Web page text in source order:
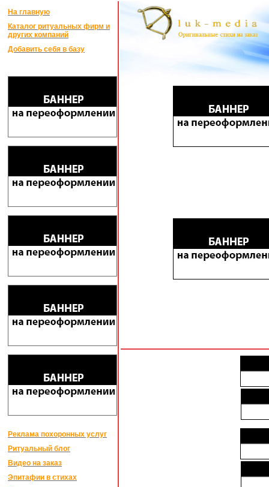
На главную
Каталог ритуальных фирм и
других компаний
Добавить себя в базу
Реклама похоронных услуг
Ритуальный блог
Видео на заказ
Эпитафии в стихах